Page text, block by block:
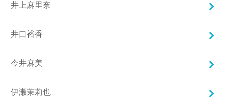
井上麻里奈
井口裕香
今井麻美
伊瀬茉莉也